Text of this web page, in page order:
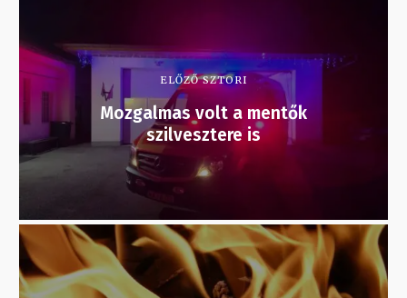
ELŐZŐ SZTORI
Mozgalmas volt a mentők
szilvesztere is